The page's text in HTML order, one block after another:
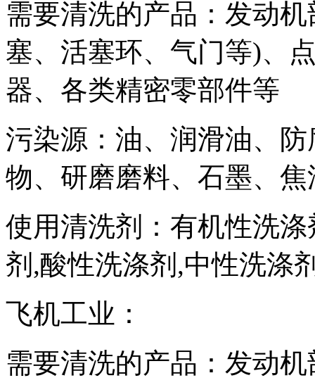
需要清洗的产品：发动
塞、活塞环、气门等)、
器、各类精密零部件等
污染源：油、润滑油、
物、研磨磨料、石墨、
使用清洗剂：有机性洗
剂,酸性洗涤剂,中性洗涤
飞机工业：
需要清洗的产品：发动